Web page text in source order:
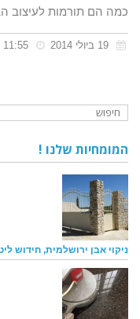
כמה הם תורמות לעיצוב
המומחיות שלנו !
ניקוי אבן ירושלמית, חידוש